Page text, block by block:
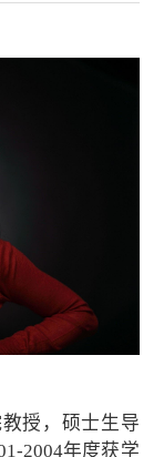
授，硕士生导
2004年度获学